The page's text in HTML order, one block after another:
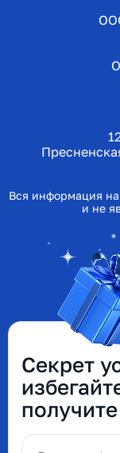
Вся информация
и не
Секрет